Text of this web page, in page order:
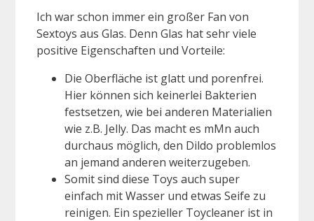
Ich war schon immer ein großer Fan von
Sextoys aus Glas. Denn Glas hat sehr viele
positive Eigenschaften und Vorteile:
Die Oberfläche ist glatt und porenfrei.
Hier können sich keinerlei Bakterien
festsetzen, wie bei anderen Materialien
wie z.B. Jelly. Das macht es mMn auch
durchaus möglich, den Dildo problemlos
an jemand anderen weiterzugeben.
Somit sind diese Toys auch super
einfach mit Wasser und etwas Seife zu
reinigen. Ein spezieller Toycleaner ist in